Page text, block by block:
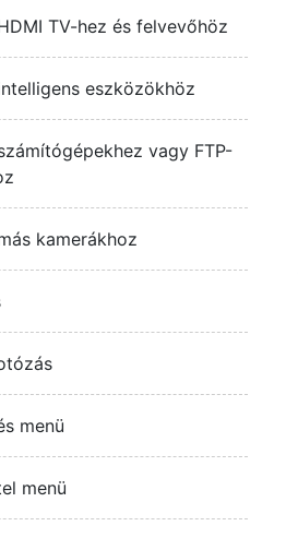
TV-hez és felvevőhöz
eszközökhöz
vagy FTP-
kamerákhoz
menü
menü